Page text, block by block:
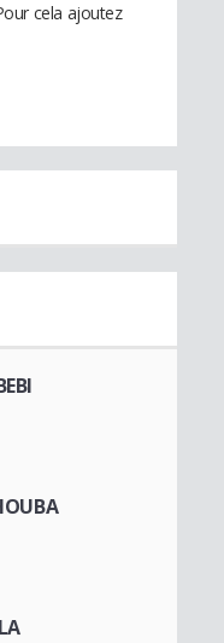
cela ajoutez